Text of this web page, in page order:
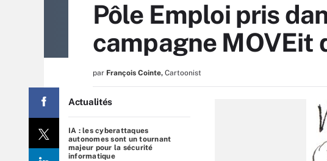
Pôle Emploi pris
campagne MOVEit
par François Cointe, Cartoonist
Actualités
IA : les cyberattaques
autonomes sont un tournant
majeur pour la sécurité
informatique